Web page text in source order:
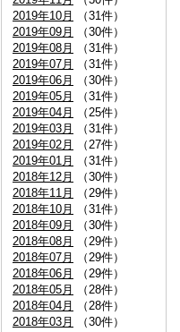
2019年10月
（31件）
2019年09月
（30件）
2019年08月
（31件）
2019年07月
（31件）
2019年06月
（30件）
2019年05月
（31件）
2019年04月
（25件）
2019年03月
（31件）
2019年02月
（27件）
2019年01月
（31件）
2018年12月
（30件）
2018年11月
（29件）
2018年10月
（31件）
2018年09月
（30件）
2018年08月
（29件）
2018年07月
（29件）
2018年06月
（29件）
2018年05月
（28件）
2018年04月
（28件）
2018年03月
（30件）